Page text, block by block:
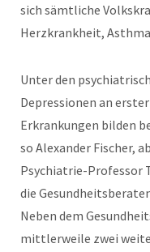
sich sämtliche
Herzkrankheit,
Unter den
Depressionen an
Erkrankungen bilden
so Alexander Fischer,
Psychiatrie-Professor
die
Neben dem
mittlerweile zwei